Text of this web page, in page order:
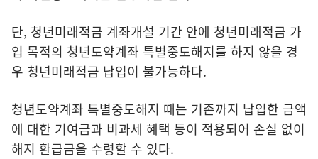
단, 청년미래적금 계좌개설 기간 안에 청년미래적금 가
입 목적의 청년도약계좌 특별중도해지를 하지 않을 경
우 청년미래적금 납입이 불가능하다.
청년도약계좌 특별중도해지 때는 기존까지 납입한 금액
에 대한 기여금과 비과세 혜택 등이 적용되어 손실 없이
해지 환급금을 수령할 수 있다.